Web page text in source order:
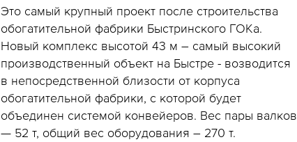
Это самый крупный проект после строительства
обогатительной фабрики Быстринского ГОКа.
Новый комплекс высотой 43 м – самый высокий
производственный объект на Быстре - возводится
в непосредственной близости от корпуса
обогатительной фабрики, с которой будет
объединен системой конвейеров. Вес пары валков
— 52 т, общий вес оборудования – 270 т.